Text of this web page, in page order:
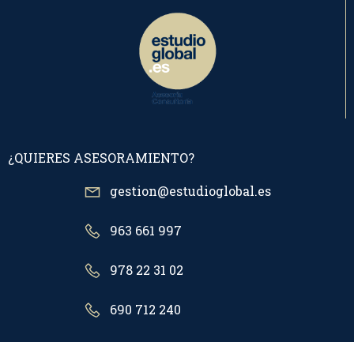
¿QUIERES ASESORAMIENTO?
gestion@estudioglobal.es
963 661 997
978 22 31 02
690 712 240